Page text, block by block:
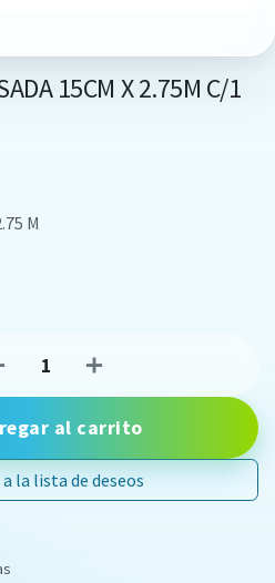
15CM X 2.75M C/1
M
al carrito
la lista de deseos